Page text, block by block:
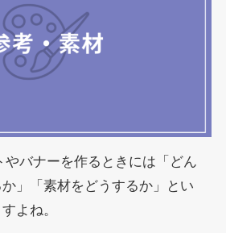
やバナーを作るときには「どん
」「素材をどうするか」とい
よね。